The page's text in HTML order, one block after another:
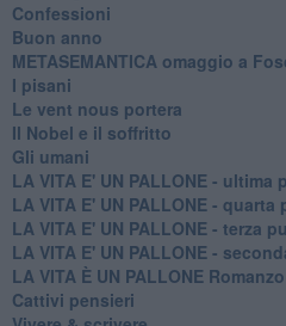
Confessioni
Buon anno
METASEMANTICA omaggio a
I pisani
Le vent nous portera
Il Nobel e il soffritto
Gli umani
LA VITA E' UN PALLONE - ultima
LA VITA E' UN PALLONE - quarta
LA VITA E' UN PALLONE - terza
LA VITA E' UN PALLONE -
LA VITA È UN PALLONE
Cattivi pensieri